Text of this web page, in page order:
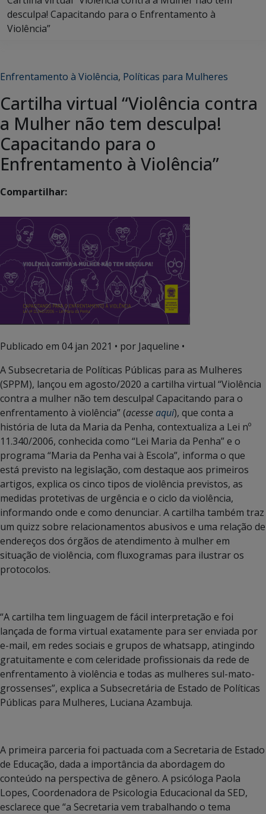
desculpa! Capacitando para o Enfrentamento à
Violência”
Enfrentamento à Violência, Políticas para Mulheres
Cartilha virtual “Violência contra
a Mulher não tem desculpa!
Capacitando para o
Enfrentamento à Violência”
Compartilhar:
Publicado em 04 jan 2021 • por Jaqueline •
A Subsecretaria de Políticas Públicas para as Mulheres
(SPPM), lançou em agosto/2020 a cartilha virtual “Violência
contra a mulher não tem desculpa! Capacitando para o
enfrentamento à violência” (acesse aqui), que conta a
história de luta da Maria da Penha, contextualiza a Lei nº
11.340/2006, conhecida como “Lei Maria da Penha” e o
programa “Maria da Penha vai à Escola”, informa o que
está previsto na legislação, com destaque aos primeiros
artigos, explica os cinco tipos de violência previstos, as
medidas protetivas de urgência e o ciclo da violência,
informando onde e como denunciar. A cartilha também traz
um quizz sobre relacionamentos abusivos e uma relação de
endereços dos órgãos de atendimento à mulher em
situação de violência, com fluxogramas para ilustrar os
protocolos.
“A cartilha tem linguagem de fácil interpretação e foi
lançada de forma virtual exatamente para ser enviada por
e-mail, em redes sociais e grupos de whatsapp, atingindo
gratuitamente e com celeridade profissionais da rede de
enfrentamento à violência e todas as mulheres sul-mato-
grossenses”, explica a Subsecretária de Estado de Políticas
Públicas para Mulheres, Luciana Azambuja.
A primeira parceria foi pactuada com a Secretaria de Estado
de Educação, dada a importância da abordagem do
conteúdo na perspectiva de gênero. A psicóloga Paola
Lopes, Coordenadora de Psicologia Educacional da SED,
esclarece que “a Secretaria vem trabalhando o tema